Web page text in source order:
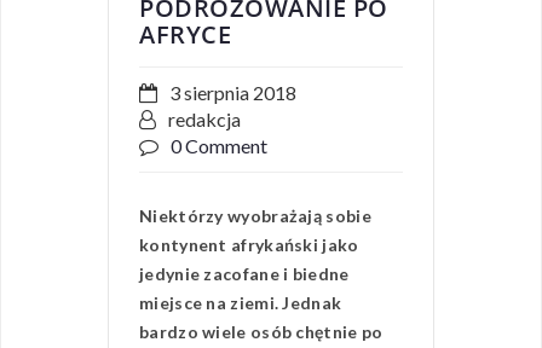
PODRÓŻOWANIE PO
AFRYCE
3 sierpnia 2018
redakcja
0 Comment
Niektórzy wyobrażają sobie
kontynent afrykański jako
jedynie zacofane i biedne
miejsce na ziemi. Jednak
bardzo wiele osób chętnie po